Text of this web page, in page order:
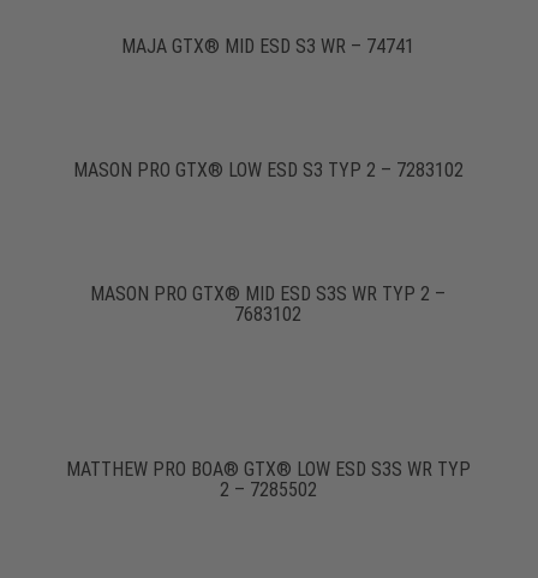
MAJA GTX® MID ESD S3 WR – 74741
MASON PRO GTX® LOW ESD S3 TYP 2 – 7283102
MASON PRO GTX® MID ESD S3S WR TYP 2 –
7683102
MATTHEW PRO BOA® GTX® LOW ESD S3S WR TYP
2 – 7285502